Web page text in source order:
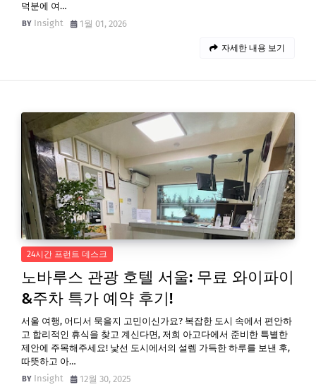
덕분에 여…
Insight
1월 01, 2026
자세한 내용 보기
24시간 프런트 데스크
노바루스 관광 호텔 서울: 무료 와이파이
&주차 특가 예약 후기!
서울 여행, 어디서 묵을지 고민이신가요? 복잡한 도시 속에서 편안하
고 합리적인 휴식을 찾고 계신다면, 저희 아고다에서 준비한 특별한
제안에 주목해주세요! 낯선 도시에서의 설렘 가득한 하루를 보낸 후,
따뜻하고 아…
Insight
12월 30, 2025